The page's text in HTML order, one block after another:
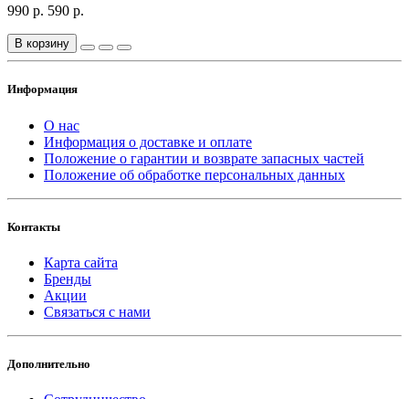
990 р. 590 р.
В корзину
Информация
О нас
Информация о доставке и оплате
Положение о гарантии и возврате запасных частей
Положение об обработке персональных данных
Контакты
Карта сайта
Бренды
Акции
Связаться с нами
Дополнительно